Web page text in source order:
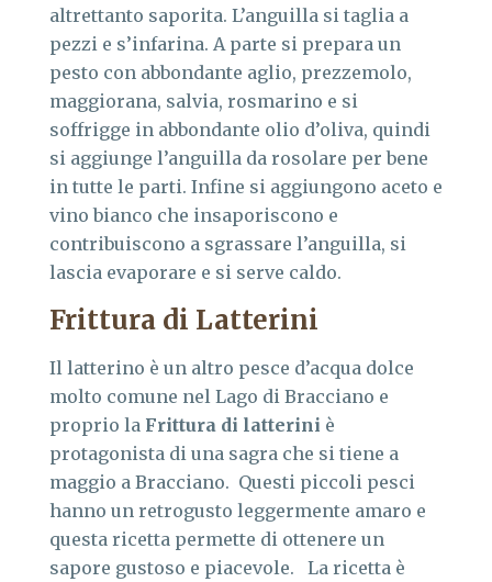
altrettanto saporita. L’anguilla si taglia a
pezzi e s’infarina. A parte si prepara un
pesto con abbondante aglio, prezzemolo,
maggiorana, salvia, rosmarino e si
soffrigge in abbondante olio d’oliva, quindi
si aggiunge l’anguilla da rosolare per bene
in tutte le parti. Infine si aggiungono aceto e
vino bianco che insaporiscono e
contribuiscono a sgrassare l’anguilla, si
lascia evaporare e si serve caldo.
Frittura di Latterini
Il latterino è un altro pesce d’acqua dolce
molto comune nel Lago di Bracciano e
proprio la Frittura di latterini è
protagonista di una sagra che si tiene a
maggio a Bracciano. Questi piccoli pesci
hanno un retrogusto leggermente amaro e
questa ricetta permette di ottenere un
sapore gustoso e piacevole. La ricetta è